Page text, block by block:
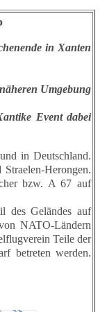
in Xanten
Umgebung
Event dabei
in Deutschland.
Herongen.
bzw. A 67 auf
des Geländes auf
NATO-Ländern
Teile der
betreten werden.